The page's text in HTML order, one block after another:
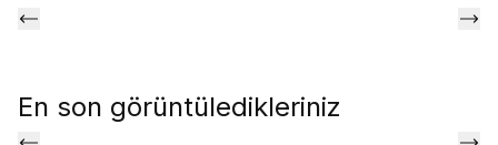
En son görüntüledikleriniz